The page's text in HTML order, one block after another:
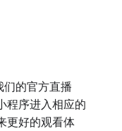
的官方直播
程序进入相应的
更好的观看体